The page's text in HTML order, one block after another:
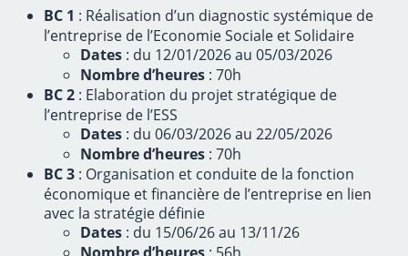
BC 1 : Réalisation d’un diagnostic systémique de
l’entreprise de l’Economie Sociale et Solidaire
Dates : du 12/01/2026 au 05/03/2026
Nombre d’heures : 70h
BC 2 : Elaboration du projet stratégique de
l’entreprise de l’ESS
Dates : du 06/03/2026 au 22/05/2026
Nombre d’heures : 70h
BC 3 : Organisation et conduite de la fonction
économique et financière de l’entreprise en lien
avec la stratégie définie
Dates : du 15/06/26 au 13/11/26
: 56h